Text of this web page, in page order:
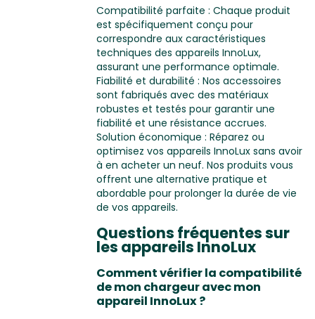
Compatibilité parfaite : Chaque produit
est spécifiquement conçu pour
correspondre aux caractéristiques
techniques des appareils InnoLux,
assurant une performance optimale.
Fiabilité et durabilité : Nos accessoires
sont fabriqués avec des matériaux
robustes et testés pour garantir une
fiabilité et une résistance accrues.
Solution économique : Réparez ou
optimisez vos appareils InnoLux sans avoir
à en acheter un neuf. Nos produits vous
offrent une alternative pratique et
abordable pour prolonger la durée de vie
de vos appareils.
Questions fréquentes sur
les appareils InnoLux
Comment vérifier la compatibilité
de mon chargeur avec mon
appareil InnoLux ?